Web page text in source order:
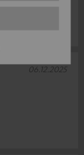
06.12.2025